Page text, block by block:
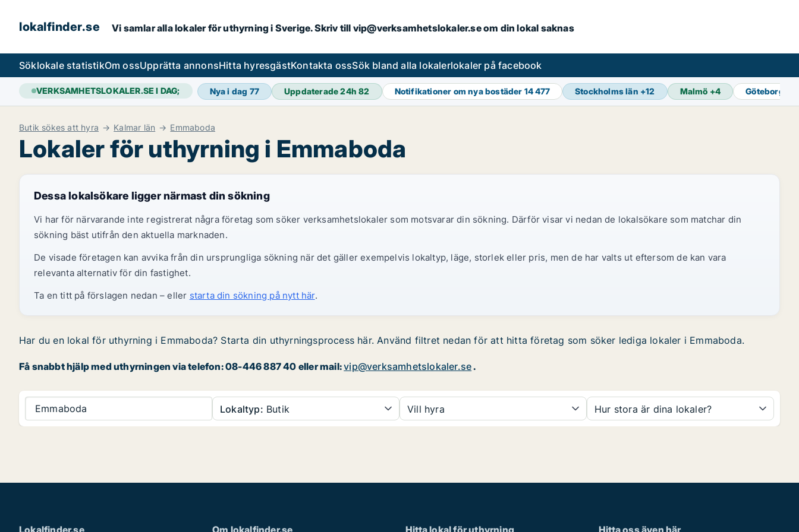
lokalfinder.se Vi samlar alla lokaler för uthyrning i Sverige. Skriv till vip@verksamhetslokaler.se om din lokal saknas
Söklokale statistikOm ossUpprätta annonsHitta hyresgästKontakta ossSök bland alla lokalerlokaler på facebook
VERKSAMHETSLOKALER.SE I DAG; Nya i dag 77 Uppdaterade 24h82 Notifikationer om nya bostäder 14 477 Stockholms län +12 Malmö +4 Göteborg
Butik sökes att hyra Kalmar län Emmaboda
Lokaler för uthyrning i Emmaboda
Dessa lokalsökare ligger närmast din sökning
Vi har för närvarande inte registrerat några företag som söker verksamhetslokaler som motsvarar din sökning. Därför visar vi nedan de lokalsökare som matchar din
sökning bäst utifrån den aktuella marknaden.
De visade företagen kan avvika från din ursprungliga sökning när det gäller exempelvis lokaltyp, läge, storlek eller pris, men de har valts ut eftersom de kan vara
relevanta alternativ för din fastighet.
Ta en titt på förslagen nedan – eller starta din sökning på nytt här.
Har du en lokal för uthyrning i Emmaboda? Starta din uthyrningsprocess här. Använd filtret nedan för att hitta företag som söker lediga lokaler i Emmaboda.
Få snabbt hjälp med uthyrningen via telefon: 08-446 887 40 eller mail:vip@verksamhetslokaler.se.
Emmaboda Lokaltyp: Butik Vill hyra Hur stora är dina lokaler?
Lokalfinder.se Om lokalfinder.se Hitta lokal för uthyrning Hitta oss även här